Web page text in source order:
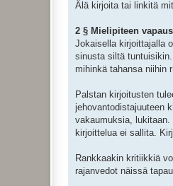
Älä kirjoita tai linkitä
2 § Mielipiteen vapaus
Jokaisella kirjoittajalla
sinusta siltä
mihinkä tahansa niihin
Palstan kirjoitusten
jehovantodistajuuteen
vakaumuksia,
kirjoittelua ei sallita.
Rankkaakin kritiikkiä
rajanvedot näissä